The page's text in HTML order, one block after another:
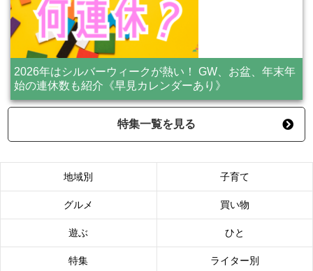
2026年はシルバーウィークが熱い！ GW、お盆、年末年
始の連休数も紹介《早見カレンダーあり》
特集一覧を見る
地域別 子育て
グルメ 買い物
遊ぶ ひと
特集 ライター別